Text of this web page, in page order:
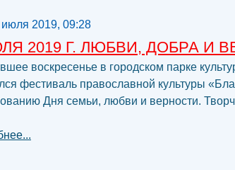
2019, 09:28
2019 Г. ЛЮБВИ, ДОБРА И
воскресенье в городском парке
фестиваль православной культуры
Дня семьи, любви и верности.